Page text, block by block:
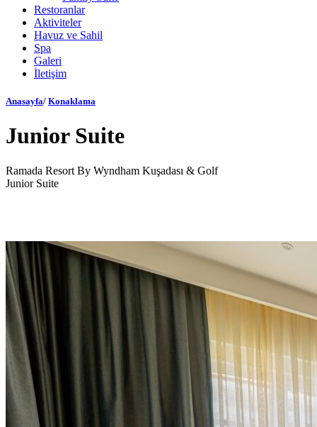
Restoranlar
Aktiviteler
Havuz ve Sahil
Spa
Galeri
İletişim
Anasayfa/ Konaklama
Junior Suite
Ramada Resort By Wyndham Kuşadası & Golf
Junior Suite